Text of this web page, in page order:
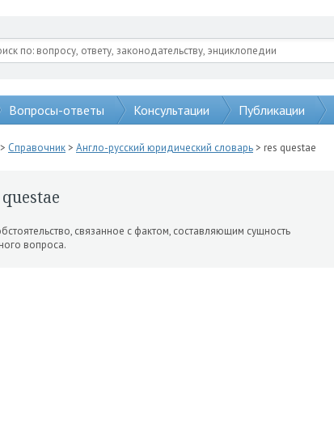
Вопросы-ответы Консультации Публикации
> Справочник> Англо-русский юридический словарь> res questae
свя­занное с фактом, составляющим сущность
вопроса.